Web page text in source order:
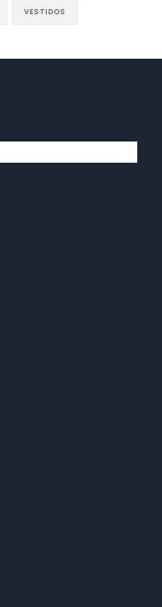
VESTIDOS